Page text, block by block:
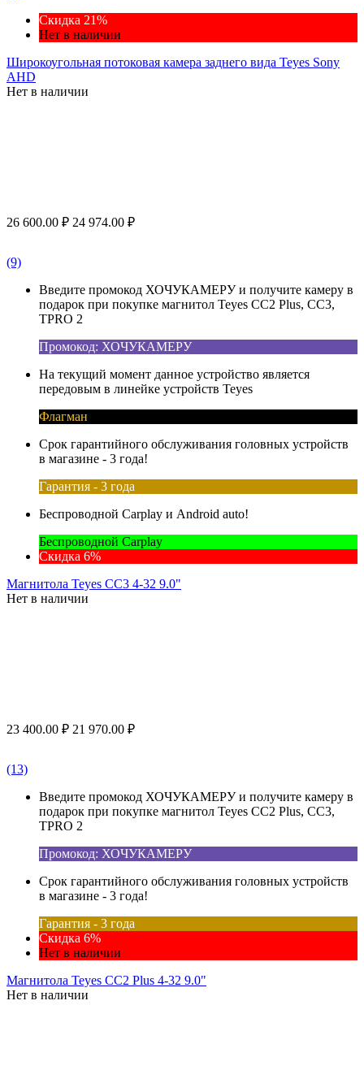
Скидка 21%
Нет в наличии
Широкоугольная потоковая камера заднего вида Teyes Sony
AHD
Нет в наличии
26 600.00 ₽ 24 974.00 ₽
(9)
Введите промокод ХОЧУКАМЕРУ и получите камеру в
подарок при покупке магнитол Teyes CC2 Plus, CC3,
TPRO 2
Промокод: ХОЧУКАМЕРУ
На текущий момент данное устройство является
передовым в линейке устройств Teyes
Флагман
Срок гарантийного обслуживания головных устройств
в магазине - 3 года!
Гарантия - 3 года
Беспроводной Carplay и Android auto!
Беспроводной Carplay
Скидка 6%
Магнитола Teyes CC3 4-32 9.0"
Нет в наличии
23 400.00 ₽ 21 970.00 ₽
(13)
Введите промокод ХОЧУКАМЕРУ и получите камеру в
подарок при покупке магнитол Teyes CC2 Plus, CC3,
TPRO 2
Промокод: ХОЧУКАМЕРУ
Срок гарантийного обслуживания головных устройств
в магазине - 3 года!
Гарантия - 3 года
Скидка 6%
Нет в наличии
Магнитола Teyes CC2 Plus 4-32 9.0"
Нет в наличии